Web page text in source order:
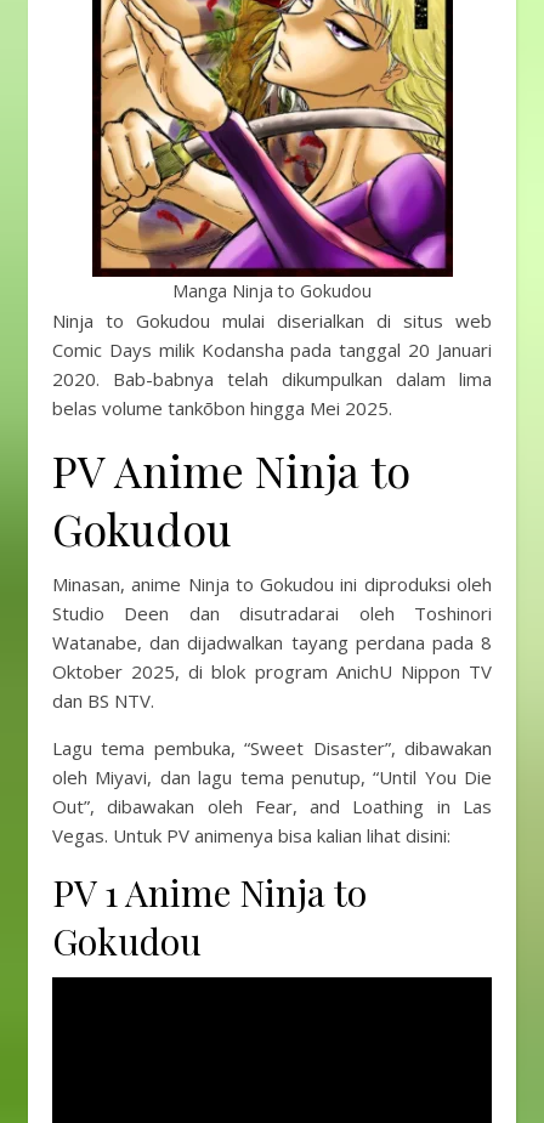
Manga Ninja to Gokudou
Ninja to Gokudou mulai diserialkan di situs web
Comic Days milik Kodansha pada tanggal 20 Januari
2020. Bab-babnya telah dikumpulkan dalam lima
belas volume tankōbon hingga Mei 2025.
PV Anime Ninja to
Gokudou
Minasan, anime Ninja to Gokudou ini diproduksi oleh
Studio Deen dan disutradarai oleh Toshinori
Watanabe, dan dijadwalkan tayang perdana pada 8
Oktober 2025, di blok program AnichU Nippon TV
dan BS NTV.
Lagu tema pembuka, “Sweet Disaster”, dibawakan
oleh Miyavi, dan lagu tema penutup, “Until You Die
Out”, dibawakan oleh Fear, and Loathing in Las
Vegas. Untuk PV animenya bisa kalian lihat disini:
PV 1 Anime Ninja to
Gokudou